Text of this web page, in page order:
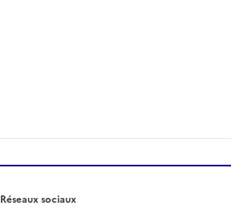
Réseaux sociaux